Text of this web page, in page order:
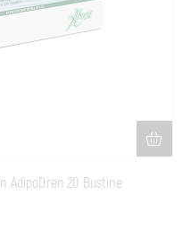
AdipoDren 20 Bustine